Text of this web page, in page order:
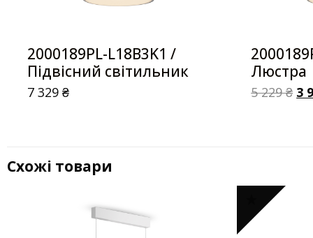
2000189PL-L18B3K1 /
Підвісний світильник
7 329₴
Люстра
5 229₴ 3
Схожі товари